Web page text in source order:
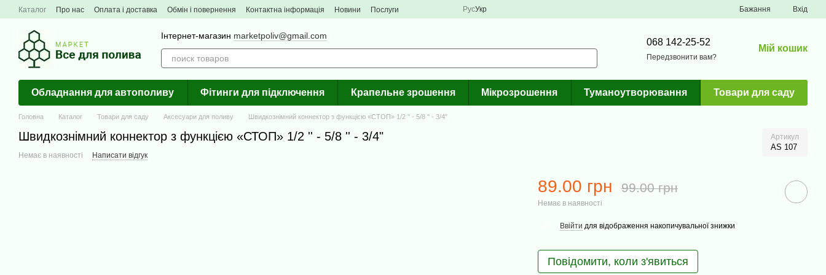
Перейти до основного контенту
Каталог Про нас Оплата і доставка Обмін і повернення Контактна інформація Новини Послуги РусУкр Бажання Вхід
Інтернет-магазин marketpoliv@gmail.com
068 142-25-52
Передзвонити вам?
Мій кошик
Обладнання для автополиву Фітинги для підключення Крапельне зрошення Мікрозрошення Туманоутворювання Товари для саду
Головна Каталог Товари для саду Аксесуари для поливу Швидкознімний коннектор з функцією «СТОП» 1/2 '' - 5/8 '' - 3/4"
Швидкознімний коннектор з функцією «СТОП» 1/2 '' - 5/8 '' - 3/4" Артикул
AS 107
Немає в наявності Написати відгук
89.00 грн 99.00 грн
Немає в наявності
Ввійти для відображення накопичувальної знижки
Повідомити, коли з'явиться